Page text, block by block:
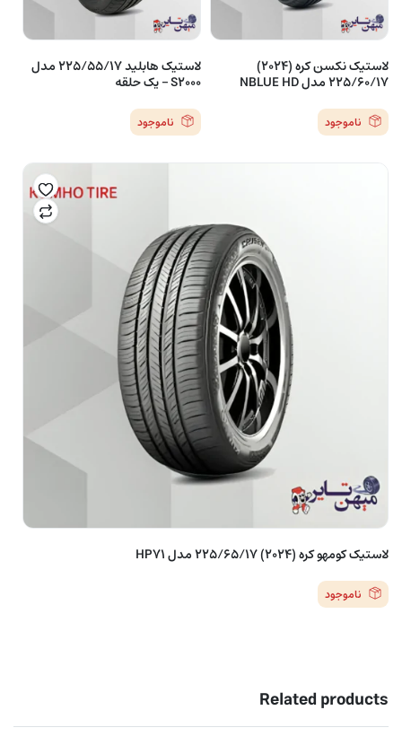
لاستیک نکسن کره (2024)
225/60/17 مدل NBLUE HD
ناموجود
لاستیک هابلید 225/55/17 مدل
S2000 – یک حلقه
ناموجود
لاستیک کومهو کره (2024) 225/65/17 مدل HP71
ناموجود
Related products